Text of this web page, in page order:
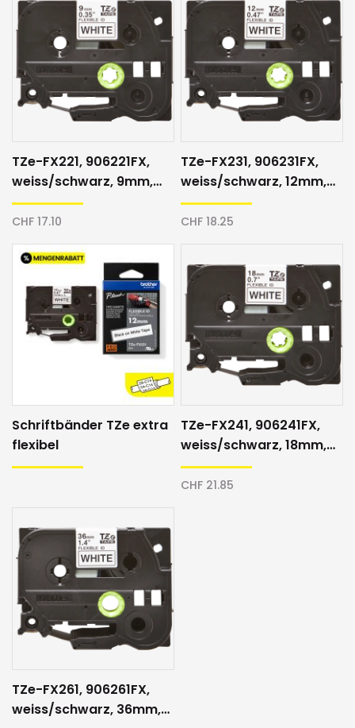
TZe-FX221, 906221FX,
weiss/schwarz, 9mm,
Schriftband
CHF 17.10
TZe-FX231, 906231FX,
weiss/schwarz, 12mm,
Schriftband
CHF 18.25
Schriftbänder TZe extra
flexibel
TZe-FX241, 906241FX,
weiss/schwarz, 18mm,
Schriftband
CHF 21.85
TZe-FX261, 906261FX,
weiss/schwarz, 36mm,